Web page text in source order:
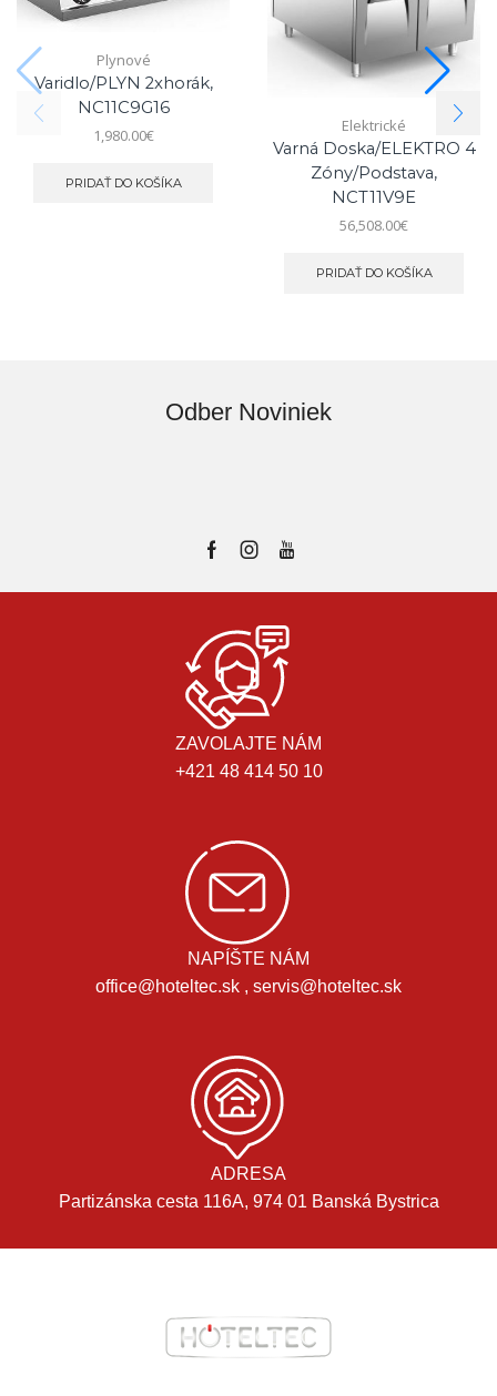
Plynové
Varidlo/PLYN 2xhorák,
NC11C9G16
1,980.00€
PRIDAŤ DO KOŠÍKA
Elektrické
Varná Doska/ELEKTRO 4
Zóny/podstava,
NCT11V9E
56,508.00€
PRIDAŤ DO KOŠÍKA
Odber Noviniek
ZAVOLAJTE NÁM
+421 48 414 50 10
NAPÍŠTE NÁM
office@hoteltec.sk , servis@hoteltec.sk
ADRESA
Partizánska cesta 116A, 974 01 Banská Bystrica